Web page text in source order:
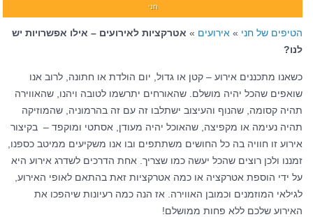
חני
הטיפים של חני » אירועים » אטרקציות לאירועים – אילו אפשרויות יש
לנו?
כשאנו מתכננים אירוע – קטן או גדול, יום הולדת או חתונה, לרוב אנו
שואפים שהכל יהיה מושלם. שהאורחים יתרשמו לטובה ויהנו, שהאווירה
תהיה קסומה, שהנוף והעיצוב ישתלבו זה עם זה בהרמוניה, שהמוזיקה
תהיה נעימה או מקפיצה, שהאוכל יהיה מעודן, אסתטי ומוקפד – בקיצור
אירוע זו חוויה בה כל החושים משתתפים ובו אנו משקיעים ממיטב כספנו,
זמננו ולכן רוצים שהכל יעשה כמו שצריך. אחת הדרכים לשדרג אירוע היא
על ידי הוספת אטרקציה או כמה אטרקציות זאת בהתאם לאופי האירוע,
לגילאי המוזמנים וכמובן האווירה. אז הנה כמה רעיונות שיהפכו את
האירוע שלכם ללא פחות ממושלם!